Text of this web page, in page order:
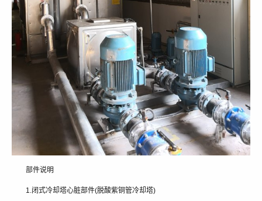
部件说明
1.闭式冷却塔心脏部件(脱酸紫铜管冷却塔)